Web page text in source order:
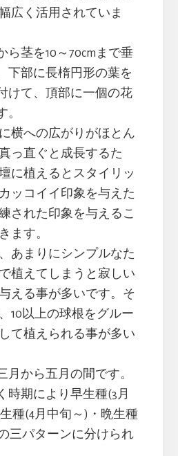
広く活用されていま
ら茎を10～70cmまで垂
下部に長楕円形の葉を
けて、頂部に一個の花
。
横への広がりがほとん
っ直ぐと成長するた
に植えるとスタイリッ
ッコイイ印象を与えた
された印象を与えるこ
ます。
あまりにシンプルなた
植えてしまうと寂しい
える事が多いです。そ
10以上の球根をグルー
て植えられる事が多い
月から五月の間です。
時期により早生種(3月
生種(4月中旬～)・晩生種
三パターンに分けられ